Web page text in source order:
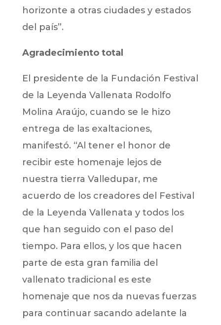
horizonte a otras ciudades y estados
del país”.
Agradecimiento total
El presidente de la Fundación Festival
de la Leyenda Vallenata Rodolfo
Molina Araújo, cuando se le hizo
entrega de las exaltaciones,
manifestó. “Al tener el honor de
recibir este homenaje lejos de
nuestra tierra Valledupar, me
acuerdo de los creadores del Festival
de la Leyenda Vallenata y todos los
que han seguido con el paso del
tiempo. Para ellos, y los que hacen
parte de esta gran familia del
vallenato tradicional es este
homenaje que nos da nuevas fuerzas
para continuar sacando adelante la